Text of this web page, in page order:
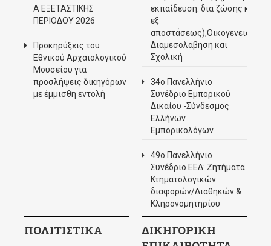
Α ΕΞΕΤΑΣΤΙΚΗΣ
ΠΕΡΙΟΔΟΥ 2026
Προκηρύξεις του
Εθνικού Αρχαιολογικού
Μουσείου για
προσλήψεις δικηγόρων
με έμμισθη εντολή
εκπαίδευση: δια ζώσης και
εξ
αποστάσεως),Οικογενειακή
Διαμεσολάβηση και
Σχολική
34ο Πανελλήνιο
Συνέδριο Εμπορικού
Δικαίου -Σύνδεσμος
Ελλήνων
Εμπορικολόγων
49ο Πανελλήνιο
Συνέδριο ΕΕΔ: Ζητήματα
Κτηματολογικών
διαφορών/Διαθηκών &
Κληρονομητηρίου
ΠΟΛΙΤΙΣΤΙΚΑ
ΔΙΚΗΓΟΡΙΚΗ